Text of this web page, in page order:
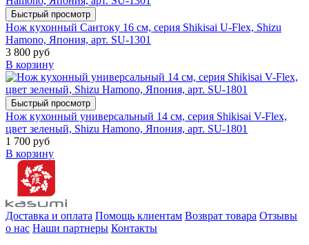
Быстрый просмотр
Нож кухонный Сантоку 16 см, серия Shikisai U-Flex, Shizu
Hamono, Япония, арт. SU-1301
3 800 руб
В корзину
Быстрый просмотр
Нож кухонный универсальный 14 см, серия Shikisai V-Flex,
цвет зеленый, Shizu Hamono, Япония, арт. SU-1801
1 700 руб
В корзину
Доставка и оплата Помощь клиентам Возврат товара Отзывы
о нас Наши партнеры Контакты